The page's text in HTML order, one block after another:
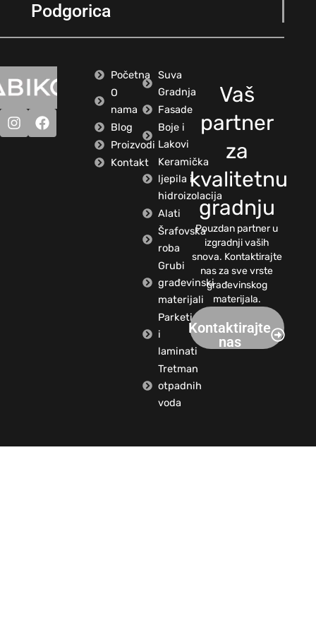
Podgorica
Početna
O
nama
Blog
Proizvodi
Kontakt
Suva
Gradnja
Fasade
Boje i
Lakovi
Keramička
ljepila i
hidroizolacija
Alati
Šrafovska
roba
Grubi
građevinski
materijali
Parketi
i
laminati
Tretman
otpadnih
voda
Vaš
partner
za
kvalitetnu
gradnju
Pouzdan partner u
izgradnji vaših
snova. Kontaktirajte
nas za sve vrste
građevinskog
materijala.
Kontaktirajte
nas